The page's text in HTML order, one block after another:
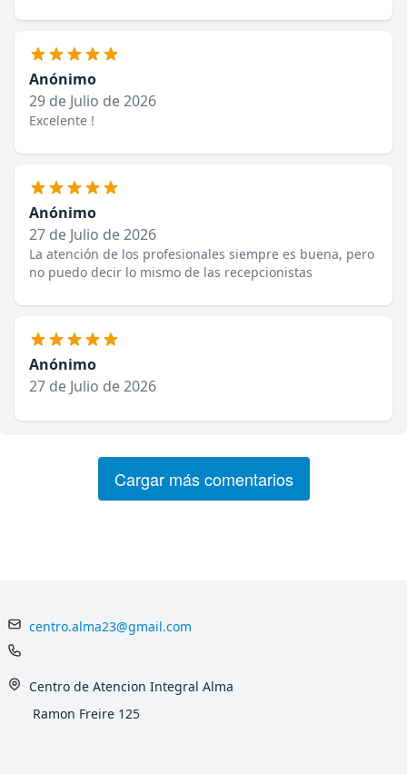
Anónimo
29 de Julio de 2026
Excelente !
Anónimo
27 de Julio de 2026
La atención de los profesionales siempre es buena, pero
no puedo decir lo mismo de las recepcionistas
Anónimo
27 de Julio de 2026
Cargar más comentarios
centro.alma23@gmail.com
Centro de Atencion Integral Alma
Ramon Freire 125